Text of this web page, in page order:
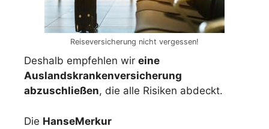
Reiseversicherung nicht vergessen!
Deshalb empfehlen wir eine
Auslandskrankenversicherung
abzuschließen, die alle Risiken abdeckt.
Die HanseMerkur